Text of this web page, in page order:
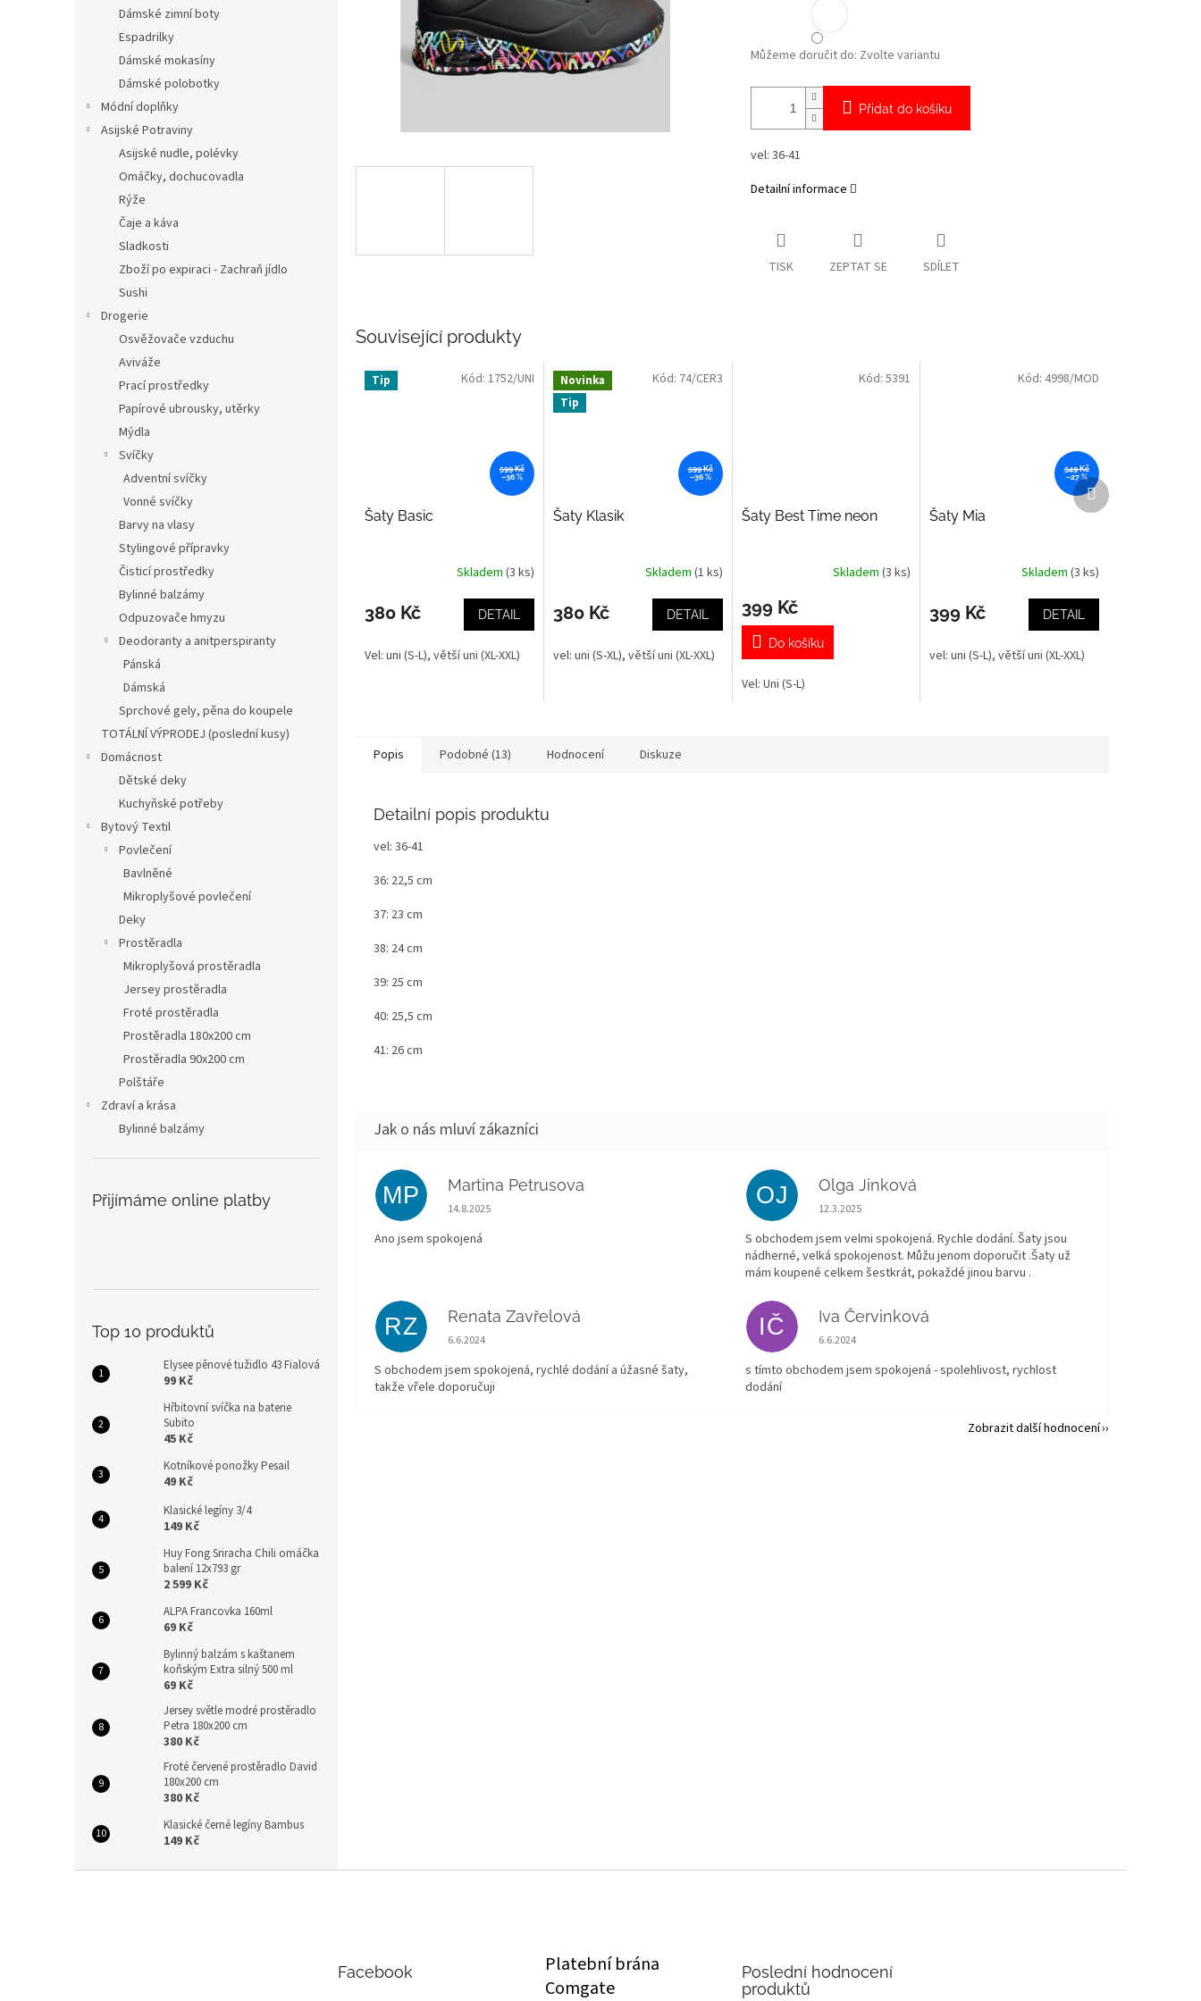
Dámské zimní boty
Espadrilky
Dámské mokasíny
Dámské polobotky
Módní doplňky
Asijské Potraviny
Asijské nudle, polévky
Omáčky, dochucovadla
Rýže
Čaje a káva
Sladkosti
Zboží po expiraci - Zachraň jídlo
Sushi
Drogerie
Osvěžovače vzduchu
Aviváže
Prací prostředky
Papírové ubrousky, utěrky
Mýdla
Svíčky
Adventní svíčky
Vonné svíčky
Barvy na vlasy
Stylingové přípravky
Čisticí prostředky
Bylinné balzámy
Odpuzovače hmyzu
Deodoranty a anitperspiranty
Pánská
Dámská
Sprchové gely, pěna do koupele
TOTÁLNÍ VÝPRODEJ (poslední kusy)
Domácnost
Dětské deky
Kuchyňské potřeby
Bytový Textil
Povlečení
Bavlněné
Mikroplyšové povlečení
Deky
Prostěradla
Mikroplyšová prostěradla
Jersey prostěradla
Froté prostěradla
Prostěradla 180x200 cm
Prostěradla 90x200 cm
Polštáře
Zdraví a krása
Bylinné balzámy
Přijímáme online platby
Top 10 produktů
Elysee pěnové tužidlo 43 Fialová
99 Kč
Hřbitovní svíčka na baterie
Subito
45 Kč
Kotníkové ponožky Pesail
49 Kč
Klasické legíny 3/4
149 Kč
Huy Fong Sriracha Chili omáčka
balení 12x793 gr
2 599 Kč
ALPA Francovka 160ml
69 Kč
Bylinný balzám s kaštanem
koňským Extra silný 500 ml
69 Kč
Jersey světle modré prostěradlo
Petra 180x200 cm
380 Kč
Froté červené prostěradlo David
180x200 cm
380 Kč
Klasické černé legíny Bambus
149 Kč
Můžeme doručit do: Zvolte variantu
Přidat do košíku
vel: 36-41
Detailní informace
TISK ZEPTAT SE SDÍLET
Související produkty
Tip
599 Kč
–36 %
Šaty Basic
produktu
je
z
Skladem (3 ks)
380 Kč DETAIL
Vel: uni (S-L), větší uni (XL-XXL)
Kód: 1752/UNI
Novinka
Tip
599 Kč
–36 %
Šaty Klasik
produktu
je
z
Skladem (1 ks)
380 Kč DETAIL
vel: uni (S-XL), větší uni (XL-XXL)
Kód: 74/CER3
Šaty Best Time neon
Skladem(3 ks)
399 Kč
Do košíku
Vel: Uni (S-L)
Kód:5391
549 Kč
–27 %
Šaty Mia
Skladem (3 ks)
399 Kč DETAIL
vel: uni (S-L), větší uni (XL-XXL)
Kód: 4998/MOD
Další
produkt
Popis Podobné (13) Hodnocení Diskuze
Detailní popis produktu
vel: 36-41
36: 22,5 cm
37: 23 cm
38: 24 cm
39: 25 cm
40: 25,5 cm
41: 26 cm
MP Martina Petrusova
Hodnocení obchodu je 5 z 5 hvězdiček.
14.8.2025
Ano jsem spokojená
OJ Olga Jinková
Hodnocení obchodu je 5 z 5 hvězdiček.
12.3.2025
S obchodem jsem velmi spokojená. Rychle dodání. Šaty jsou
nádherné, velká spokojenost. Můžu jenom doporučit .Šaty už
mám koupené celkem šestkrát, pokaždé jinou barvu .
RZ Renata Zavřelová
Hodnocení obchodu je 5 z 5 hvězdiček.
6.6.2024
S obchodem jsem spokojená, rychlé dodání a úžasné šaty,
takže vřele doporučuji
IČ Iva Červinková
Hodnocení obchodu je 5 z 5 hvězdiček.
6.6.2024
s tímto obchodem jsem spokojená - spolehlivost, rychlost
dodání
Zobrazit další hodnocení
Facebook
Platební brána
Comgate
Poslední hodnocení
produktů